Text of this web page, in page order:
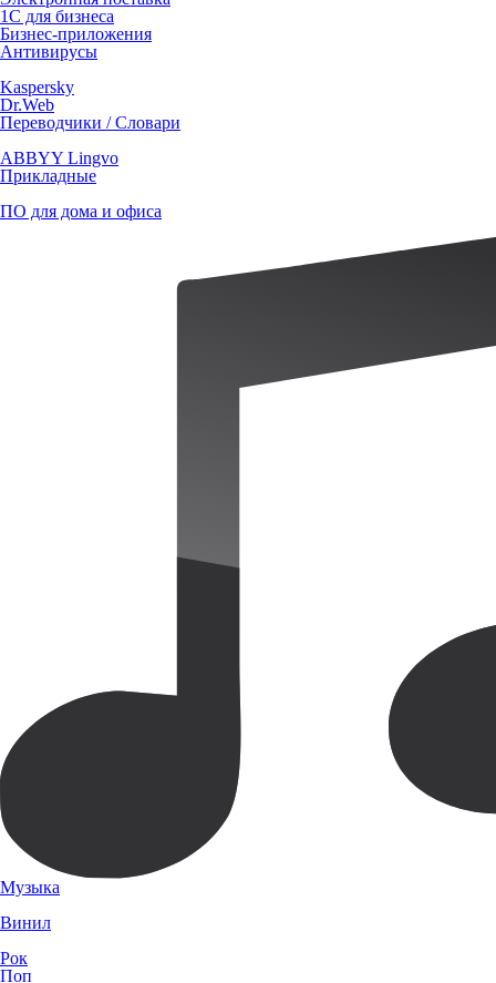
1С для бизнеса
Бизнес-приложения
Антивирусы
Kaspersky
Dr.Web
Переводчики / Словари
ABBYY Lingvo
Прикладные
ПО для дома и офиса
Музыка
Винил
Рок
Поп